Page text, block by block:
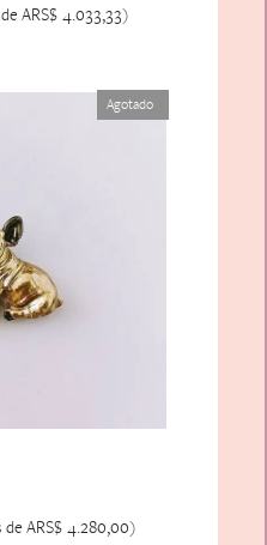
ARS$4.033,33)
Agotado
de ARS$4.280,00)